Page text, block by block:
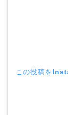
この投稿を